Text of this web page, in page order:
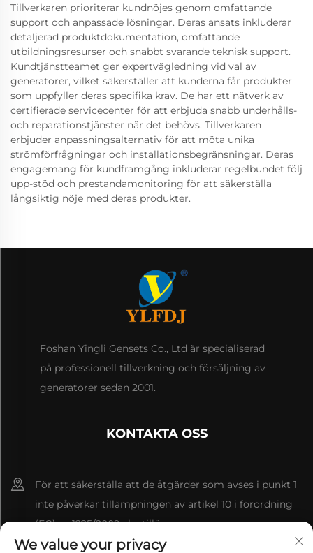
Tillverkaren prioriterar kundnöjes genom omfattande
support och anpassade lösningar. Deras ansats inkluderar
detaljerad produktdokumentation, omfattande
utbildningsresurser och snabbt svarande teknisk support.
Kundtjänstteamet ger expertvägledning vid val av
generatorer, vilket säkerställer att kunderna får produkter
som uppfyller deras specifika krav. De har ett nätverk av
certifierade servicecenter för att erbjuda snabb underhålls-
och reparationstjänster när det behövs. Tillverkaren
erbjuder anpassningsalternativ för att möta unika
strömförfrågningar och installationsbegränsningar. Deras
engagemang för kundframgång inkluderar regelbundet följ
upp-stöd och prestandamonitoring för att säkerställa
långsiktig nöje med deras produkter.
Foshan Yingli Gensets Co., Ltd är specialiserad
på professionell tillverkning och försäljning av
generatorer sedan 2001.
KONTAKTA OSS
För att säkerställa att de åtgärder som avses i punkt 1
inte påverkar tillämpningen av artikel 10 i förordning
(EG) nr 1225/2009 ska tillämpas.
We value your privacy